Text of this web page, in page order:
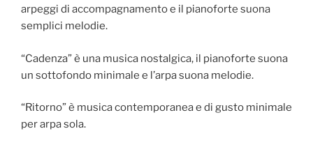
arpeggi di accompagnamento e il pianoforte suona
semplici melodie.
“Cadenza” è una musica nostalgica, il pianoforte suona
un sottofondo minimale e l’arpa suona melodie.
“Ritorno” è musica contemporanea e di gusto minimale
per arpa sola.